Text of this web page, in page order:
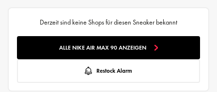
Derzeit sind keine Shops für diesen Sneaker bekannt
ALLE NIKE AIR MAX 90 ANZEIGEN
Restock Alarm